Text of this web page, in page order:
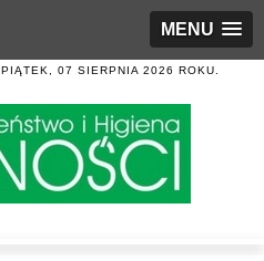
MENU
PIĄTEK, 07 SIERPNIA 2026 ROKU.